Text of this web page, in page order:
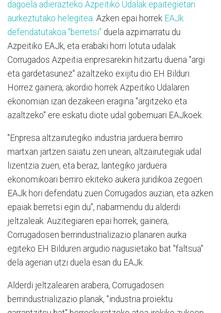
dagoela adierazteko Azpeitiko Udalak epaitegietan
aurkeztutako helegitea. Azken epai horrek EAJk
defendatutakoa "berretsi" duela azpimarratu du
Azpeitiko EAJk, eta erabaki horri lotuta udalak
Corrugados Azpeitia enpresarekin hitzartu duena "argi
eta gardetasunez" azaltzeko exijitu dio EH Bilduri.
Horrez gainera, akordio horrek Azpeitiko Udalaren
ekonomian izan dezakeen eragina "argitzeko eta
azaltzeko" ere eskatu diote udal gobernuari EAJkoek.
"Enpresa altzairutegiko industria jarduera berriro
martxan jartzen saiatu zen unean, altzairutegiak udal
lizentzia zuen, eta beraz, lantegiko jarduera
ekonomikoari berriro ekiteko aukera juridikoa zegoen.
EAJk hori defendatu zuen Corrugados auzian, eta azken
epaiak berretsi egin du", nabarmendu du alderdi
jeltzaleak. Auzitegiaren epai horrek, gainera,
Corrugadosen berrindustrializazio planaren aurka
egiteko EH Bilduren argudio nagusietako bat "faltsua"
dela agerian utzi duela esan du EAJk.
Alderdi jeltzalearen arabera, Corrugadosen
berrindustrializazio planak, "industria proiektu